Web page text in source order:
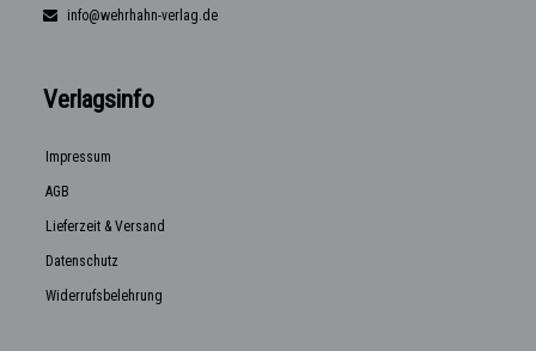
info@wehrhahn-verlag.de
Verlagsinfo
Impressum
AGB
Lieferzeit & Versand
Datenschutz
Widerrufsbelehrung